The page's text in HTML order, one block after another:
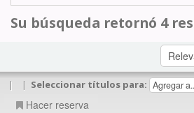
Su búsqueda retornó 4
| | Seleccionar títulos para:
Hacer reserva